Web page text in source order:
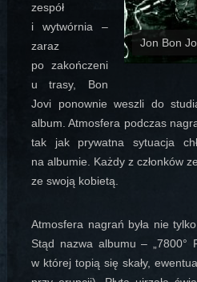
Jon Bon
zespół
i wytwórnia –
zaraz
po zakończeni
u trasy, Bon
Jovi ponownie weszli do
album. Atmosfera podczas
tak jak prywatna sytuacja
na albumie. Każdy z członków
ze swoją kobietą.
Atmosfera nagrań była nie
Stąd nazwa albumu – „7800°
w której topią się skały,